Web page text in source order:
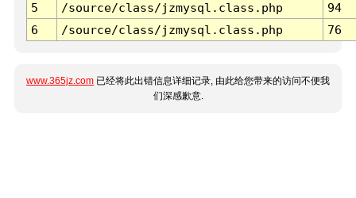
5
/source/class/jzmysql.class.php
94
6
/source/class/jzmysql.class.php 76
www.365jz.com 已经将此出错信息详细记录, 由此给您带来的访问不便我
们深感歉意.